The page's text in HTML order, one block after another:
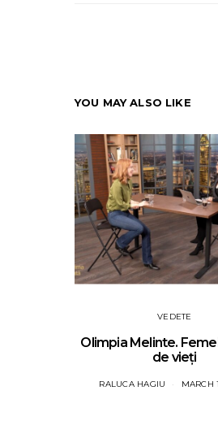
YOU MAY ALSO LIKE
VEDETE
Olimpia Melinte.
de vieți
RALUCA HAGIU MARCH